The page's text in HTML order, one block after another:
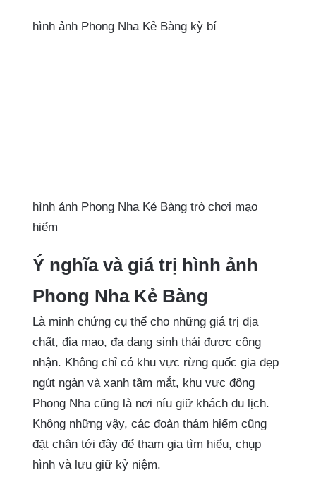
hình ảnh Phong Nha Kẻ Bàng kỳ bí
hình ảnh Phong Nha Kẻ Bàng trò chơi mạo
hiểm
Ý nghĩa và giá trị hình ảnh
Phong Nha Kẻ Bàng
Là minh chứng cụ thể cho những giá trị địa
chất, địa mạo, đa dạng sinh thái được công
nhận. Không chỉ có khu vực rừng quốc gia đẹp
ngút ngàn và xanh tầm mắt, khu vực động
Phong Nha cũng là nơi níu giữ khách du lịch.
Không những vậy, các đoàn thám hiểm cũng
đặt chân tới đây để tham gia tìm hiểu, chụp
hình và lưu giữ kỷ niệm.